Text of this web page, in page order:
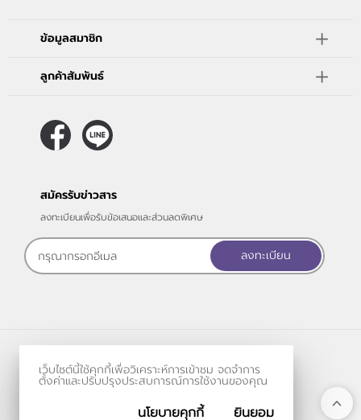
ข้อมูลสมาชิก
ลูกค้าสัมพันธ์
สมัครรับข่าวสาร
ลงทะเบียนเพื่อรับข้อเสนอและส่วนลดพิเศษ
ลงทะเบียน
และขายของออนไลน์โดย
เว็บไซต์นี้ใช้คุกกี้เพื่อวิเคราะห์การเข้าชม จดจำการ
ตั้งค่าและปรับปรุงประสบการณ์การใช้งานของคุณ
นโยบายคุกกี้ ยินยอม